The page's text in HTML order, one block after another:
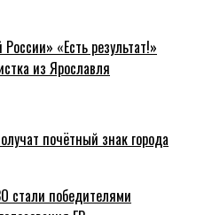
«Есть результат!»
из Ярославля
почётный знак города
стали победителями